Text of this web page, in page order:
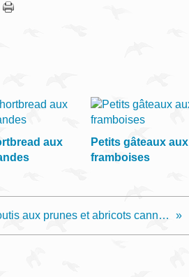
aux
Petits gâteaux aux
framboises
Clafoutis aux prunes et abricots cannelle - vanille